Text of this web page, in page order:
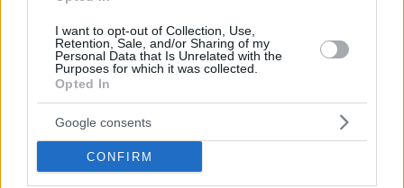
I want to opt-out of Collection, Use,
Retention, Sale, and/or Sharing of my
Personal Data that Is Unrelated with the
Purposes for which it was collected.
Opted In
Google consents
CONFIRM